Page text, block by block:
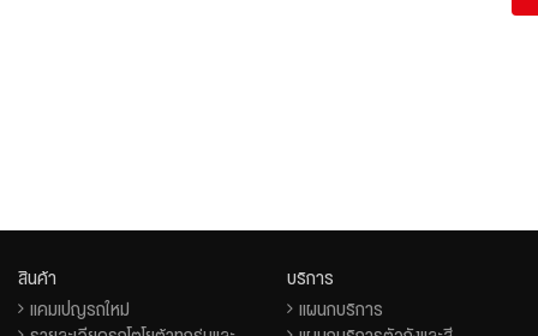
สินค้า
แคมเปญรถใหม่
บริการ
แผนกบริการ